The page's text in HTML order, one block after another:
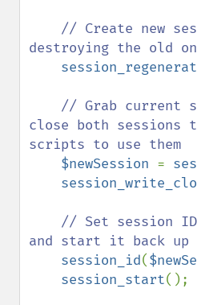
// Create new
destroying the old
// Grab current
close both sessions
scripts to use them
$newSession =
// Set session
and start it back up
session_id(
session_start();